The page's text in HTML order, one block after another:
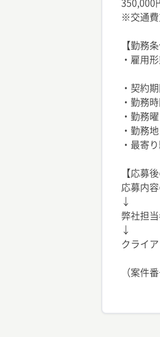
350,000
※交通費
【勤務条
・雇用
※弊社
・契約
・勤務
・勤務
・勤務
・最寄
【応募
応募内
↓
弊社担
↓
クライ
（案件